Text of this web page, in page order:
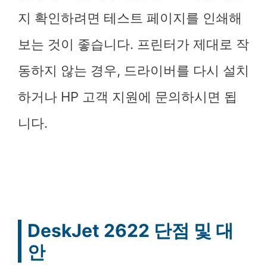
지 확인하려면 테스트 페이지를 인쇄해
보는 것이 좋습니다. 프린터가 제대로 작
동하지 않는 경우, 드라이버를 다시 설치
하거나 HP 고객 지원에 문의하시면 됩
니다.
DeskJet 2622 단점 및 대
안